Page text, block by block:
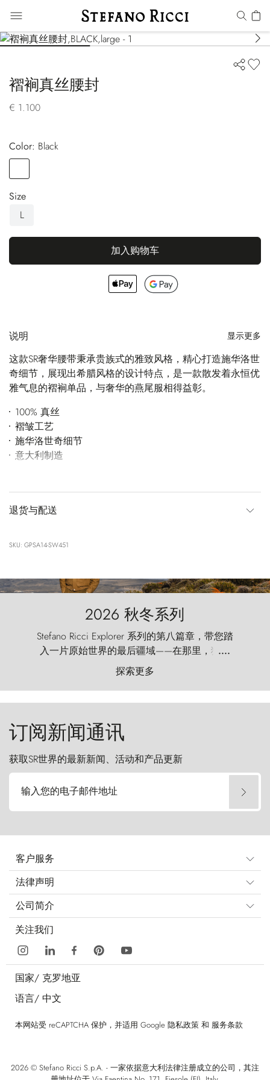
褶裥真丝腰封
€ 1.100
Color:
black
Size
L
加入购物车
说明 显示更多
这款SR奢华腰带秉承贵族式的雅致风格，精心打造施华洛世
奇细节，展现出希腊风格的设计特点，是一款散发着永恒优
雅气息的褶裥单品，与奢华的燕尾服相得益彰。
100% 真丝
褶皱工艺
施华洛世奇细节
意大利制造
退货与配送
SKU: GPSA14-SW451
2026 秋冬系列
Stefano Ricci Explorer 系列的第八篇章，带您踏
入一片原始世界的最后疆域——在那里，狂风
以远古的怒号雕琢着自然，而百内塔（Torres
del Paine）则宛如石砌的哨兵，傲然向苍穹发
起挑战。
....
探索更多
订阅新闻通讯
获取SR世界的最新新闻、活动和产品更新
输入您的电子邮件地址
客户服务
法律声明
公司简介
关注我们
国家/ 克罗地亚
语言/ 中文
本网站受 reCAPTCHA 保护，并适用 Google 隐私政策 和 服务条款
2026 © Stefano Ricci S.p.A. - 一家依据意大利法律注册成立的公司，其注